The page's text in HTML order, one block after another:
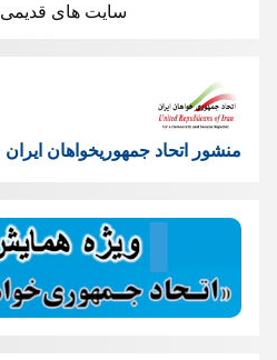
سایت های قدیمی
منشور اتحاد جمهوریخواهان ایران